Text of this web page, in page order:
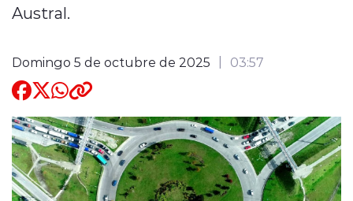
Austral.
Domingo 5 de octubre de 2025 03:57